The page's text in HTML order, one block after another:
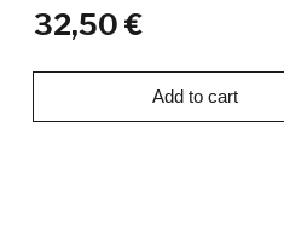
32,50 €
Add to cart